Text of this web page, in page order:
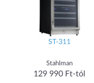
ST-311
Stahlman
129 990 Ft-tól